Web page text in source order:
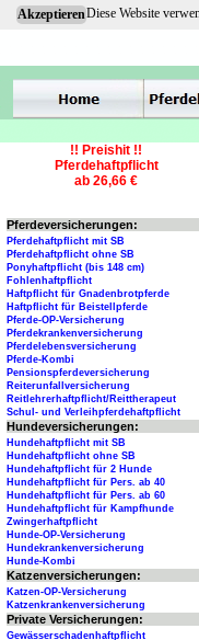
AkzeptierenDiese Website
!! Preishit !!
Pferdehaftpflicht
ab 26,66 €
Pferdeversicherungen:
Pferdehaftpflicht mit SB
Pferdehaftpflicht ohne SB
Ponyhaftpflicht (bis 148 cm)
Fohlenhaftpflicht
Haftpflicht für Gnadenbrotpferde
Haftpflicht für Beistellpferde
Pferde-OP-Versicherung
Pferdekrankenversicherung
Pferdelebensversicherung
Pferde-Kombi
Pensionspferdeversicherung
Reiterunfallversicherung
Reitlehrerhaftpflicht/Reittherapeut
Schul- und Verleihpferdehaftpflicht
Hundeversicherungen:
Hundehaftpflicht mit SB
Hundehaftpflicht ohne SB
Hundehaftpflicht für 2 Hunde
Hundehaftpflicht für Pers. ab 40
Hundehaftpflicht für Pers. ab 60
Hundehaftpflicht für Kampfhunde
Zwingerhaftpflicht
Hunde-OP-Versicherung
Hundekrankenversicherung
Hunde-Kombi
Katzenversicherungen:
Katzen-OP-Versicherung
Katzenkrankenversicherung
Private Versicherungen:
Gewässerschadenhaftpflicht